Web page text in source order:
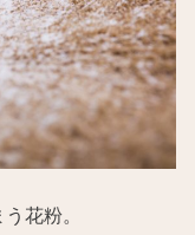
花粉。